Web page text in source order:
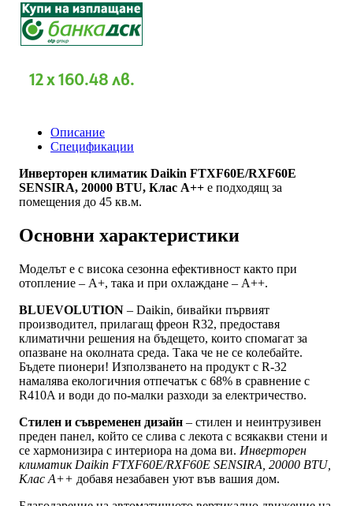
SENSIRA,
20000
BTU,
12 x 160.48 лв.
Описание
Спецификации
Инверторен климатик Daikin FTXF60E/RXF60E
SENSIRA, 20000 BTU, Клас A++ e подходящ за
помещения до 45 кв.м.
Основни характеристики
Моделът е с висока сезонна ефективност както при
отопление – А+, така и при охлаждане – А++.
BLUEVOLUTION – Daikin, бивайки първият
производител, прилагащ фреон R32, предоставя
климатични решения на бъдещето, които спомагат за
опазване на околната среда. Така че не се колебайте.
Бъдете пионери! Използването на продукт с R-32
намалява екологичния отпечатък с 68% в сравнение с
R410A и води до по-малки разходи за електричество.
Стилен и съвременен дизайн – стилен и неинтрузивен
преден панел, който се слива с лекота с всякакви стени и
се хармонизира с интериора на дома ви. Инверторен
климатик Daikin FTXF60E/RXF60E SENSIRA, 20000 BTU,
Клас A++ добавя незабавен уют във вашия дом.